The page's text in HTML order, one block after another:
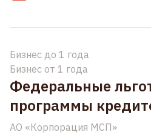
Бизнес до 1 года
Бизнес от 1 года
Федеральные
программы
АО «Корпорация МСП»